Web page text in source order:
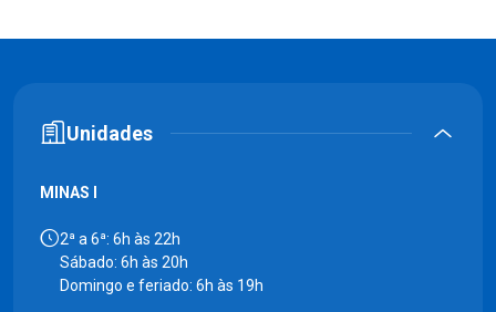
Unidades
MINAS I
2ª a 6ª: 6h às 22h
Sábado: 6h às 20h
Domingo e feriado: 6h às 19h